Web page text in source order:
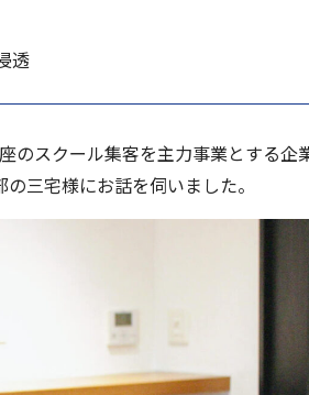
透
のスクール集客を主力事業とする企
三宅様にお話を伺いました。